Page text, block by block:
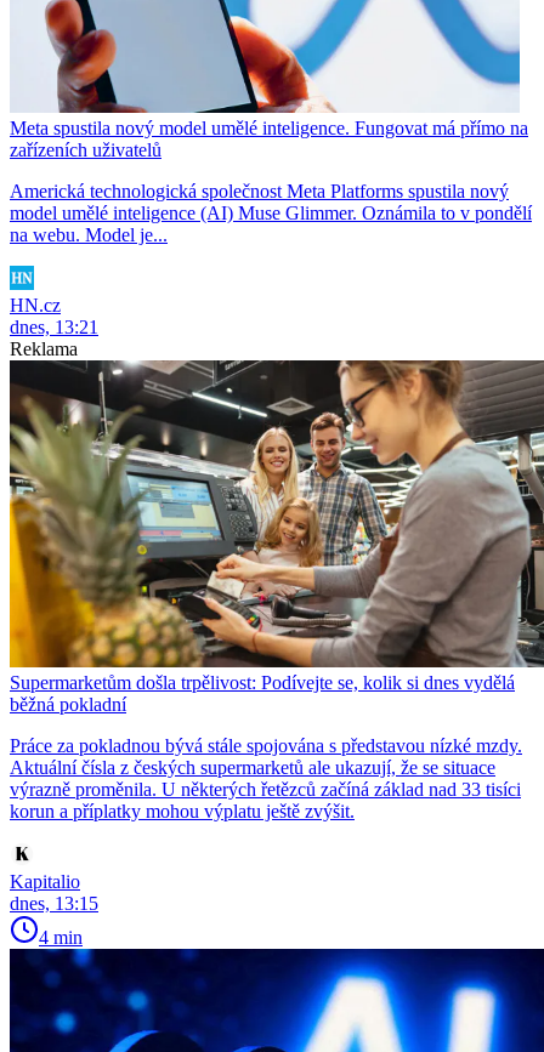
Meta spustila nový model umělé inteligence. Fungovat má přímo na
zařízeních uživatelů
Americká technologická společnost Meta Platforms spustila nový
model umělé inteligence (AI) Muse Glimmer. Oznámila to v pondělí
na webu. Model je...
HN.cz
dnes, 13:21
Reklama
Supermarketům došla trpělivost: Podívejte se, kolik si dnes vydělá
běžná pokladní
Práce za pokladnou bývá stále spojována s představou nízké mzdy.
Aktuální čísla z českých supermarketů ale ukazují, že se situace
výrazně proměnila. U některých řetězců začíná základ nad 33 tisíci
korun a příplatky mohou výplatu ještě zvýšit.
Kapitalio
dnes, 13:15
4 min